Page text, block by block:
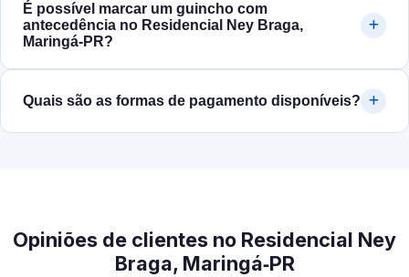
É possível marcar um guincho com
antecedência no Residencial Ney Braga,
Maringá‑PR?
Quais são as formas de pagamento disponíveis?
Opiniões de clientes no Residencial Ney
Braga, Maringá‑PR